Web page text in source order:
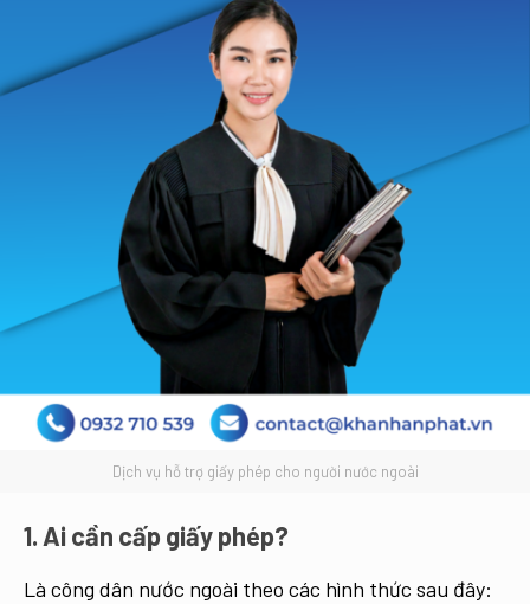
Dịch vụ hỗ trợ giấy phép cho người nước ngoài
1. Ai cần cấp giấy phép?
Là công dân nước ngoài theo các hình thức sau đây: